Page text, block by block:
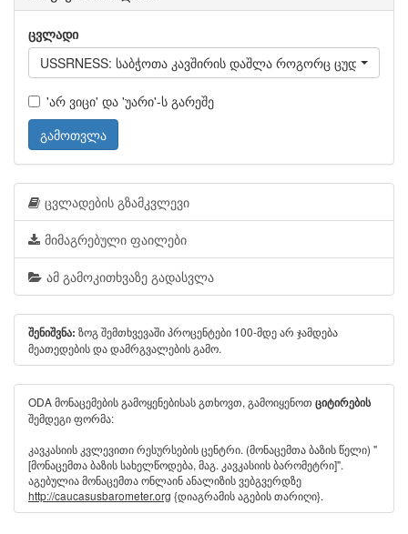
ცვლადი
USSRNESS: საბჭოთა კავშირის დაშლა როგორც ცუდი
'არ ვიცი' და 'უარი'-ს გარეშე
გამოთვლა
ცვლადების გზამკვლევი
მიმაგრებული ფაილები
ამ გამოკითხვაზე გადასვლა
შენიშვნა: ზოგ შემთხვევაში პროცენტები 100-მდე არ ჯამდება
მეათედების და დამრგვალების გამო.
ODA მონაცემების გამოყენებისას გთხოვთ, გამოიყენოთ ციტირების
შემდეგი ფორმა:
კავკასიის კვლევითი რესურსების ცენტრი. (მონაცემთა ბაზის წელი) "
[მონაცემთა ბაზის სახელწოდება, მაგ. კავკასიის ბარომეტრი]".
აგებულია მონაცემთა ონლაინ ანალიზის ვებგვერდზე
http://caucasusbarometer.org {დიაგრამის აგების თარიღი}.